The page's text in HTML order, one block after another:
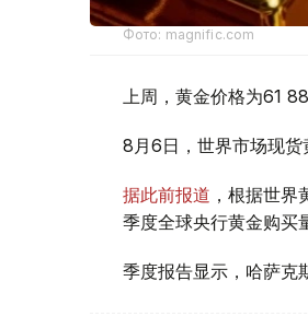
Фото: magnific.com
上周，黄金价格为61
8月6日，世界市场现货
据此前报道 ，根据世
季度全球央行黄金购买
季度报告显示，哈萨克